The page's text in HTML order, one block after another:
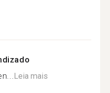
Leia mais